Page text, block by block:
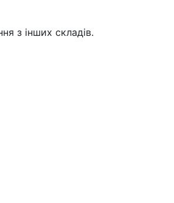
з інших складів.